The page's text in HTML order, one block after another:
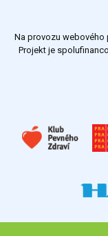
Na provozu webového
Projekt je